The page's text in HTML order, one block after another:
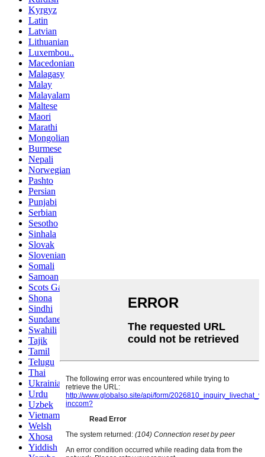
Kyrgyz
Latin
Latvian
Lithuanian
Luxembou..
Macedonian
Malagasy
Malay
Malayalam
Maltese
Maori
Marathi
Mongolian
Burmese
Nepali
Norwegian
Pashto
Persian
Punjabi
Serbian
Sesotho
Sinhala
Slovak
Slovenian
Somali
Samoan
Scots Gaelic
Shona
Sindhi
Sundanese
Swahili
Tajik
Tamil
Telugu
Thai
Ukrainian
Urdu
Uzbek
Vietnamese
Welsh
Xhosa
Yiddish